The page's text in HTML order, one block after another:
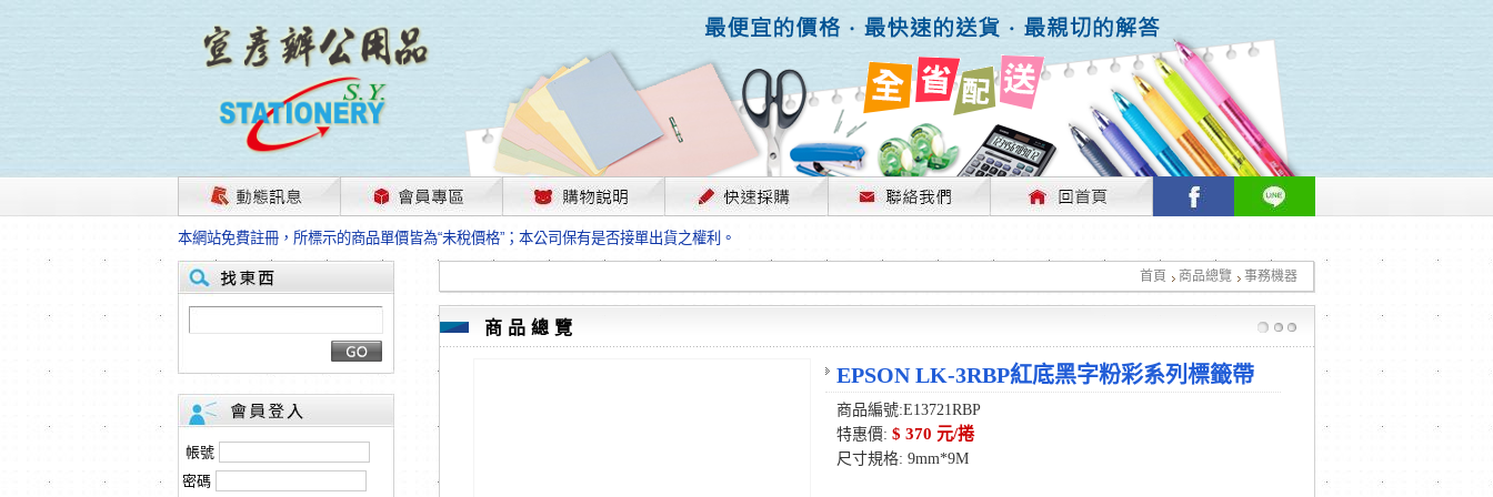
茲因國際情勢變化石油及塑化原物料波動漲幅甚大，部份上游供應商已採取封盤及暫停出貨因應，故本公司價格將視工廠原物料行情做適時的調整，不便之處敬請見諒！
本網站免費註冊，所標示的商品單價皆為“未稅價格”；本公司保有是否接單出貨之權利。
HP、EPSON、CANON原廠耗材價格浮動，下單前請先跟客服人員確認最新單價！
本網站免費註冊，所標示的商品單價皆為“未稅價格”；本公司保有是否接單出貨之權利。
匯款客戶請注意！因商品繁複來不及發現短缺，遂待客服人員跟您確認訂單無誤時再行匯款，避免後緒問題的衍生。
本網站免費註冊，所標示的商品單價皆為“未稅價格”；本公司保有是否接單出貨之權利。
茲因國際情勢變化石油及塑化原物料波動漲幅甚大，部份上游供應商已採取封盤及暫停出貨因應，故本公司價格將視工廠原物料行情做適時的調整，不便之處敬請見諒！
本網站免費註冊，所標示的商品單價皆為“未稅價格”；本公司保有是否接單出貨之權利。
HP、EPSON、CANON原廠耗材價格浮動，下單前請先跟客服人員確認最新單價！
本網站免費註冊，所標示的商品單價皆為“未稅價格”；本公司保有是否接單出貨之權利。
匯款客戶請注意！因商品繁複來不及發現短缺，遂待客服人員跟您確認訂單無誤時再行匯款，避免後緒問題的衍生。
本網站免費註冊，所標示的商品單價皆為“未稅價格”；本公司保有是否接單出貨之權利。
首頁 商品總覽 事務機器
帳號
密碼
商品總覽
EPSON LK-3RBP紅底黑字粉彩系列標籤帶
商品編號:E13721RBP
特惠價: $ 370 元/捲
尺寸規格: 9mm*9M